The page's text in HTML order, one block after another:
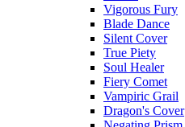
Vigorous Fury
Blade Dance
Silent Cover
True Piety
Soul Healer
Fiery Comet
Vampiric Grail
Dragon's Cover